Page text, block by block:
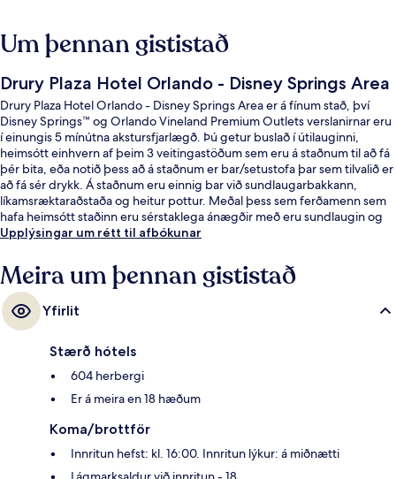
Um þennan gististað
Drury Plaza Hotel Orlando - Disney Springs Area
Drury Plaza Hotel Orlando - Disney Springs Area er á fínum stað, því
Disney Springs™ og Orlando Vineland Premium Outlets verslanirnar eru
í einungis 5 mínútna akstursfjarlægð. Þú getur buslað í útilauginni,
heimsótt einhvern af þeim 3 veitingastöðum sem eru á staðnum til að fá
þér bita, eða notið þess að á staðnum er bar/setustofa þar sem tilvalið er
að fá sér drykk. Á staðnum eru einnig bar við sundlaugarbakkann,
líkamsræktaraðstaða og heitur pottur. Meðal þess sem ferðamenn sem
hafa heimsótt staðinn eru sérstaklega ánægðir með eru sundlaugin og
þægileg rúm.
Upplýsingar um rétt til afbókunar
Meira um þennan gististað
Yfirlit
Stærð hótels
604 herbergi
Er á meira en 18 hæðum
Koma/brottför
Innritun hefst: kl. 16:00. Innritun lýkur: á miðnætti